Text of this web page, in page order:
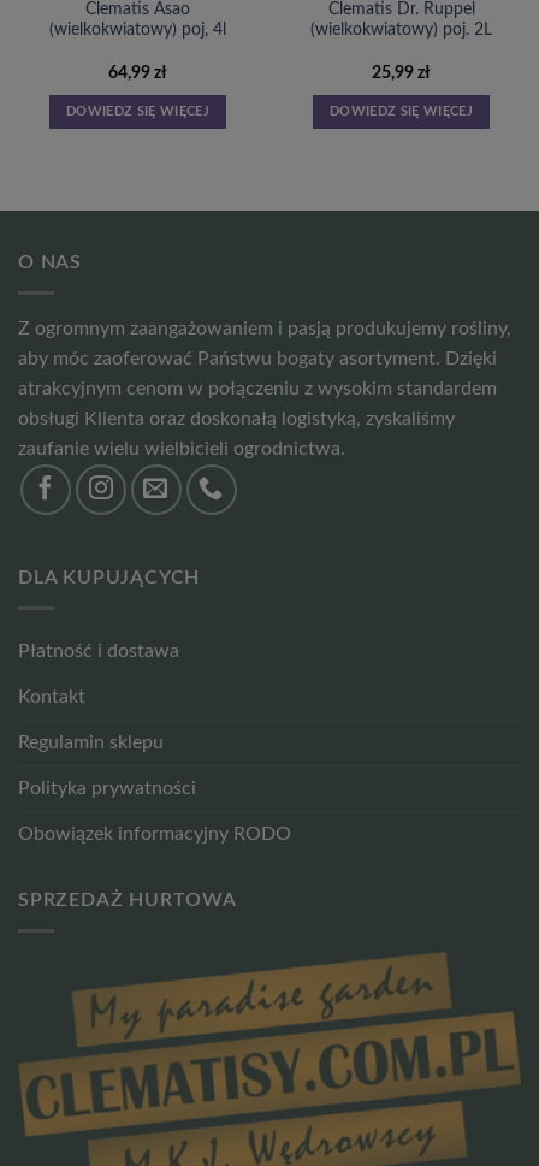
Clematis Asao
(wielkokwiatowy) poj, 4l
64,99 zł
DOWIEDZ SIĘ WIĘCEJ
Clematis Dr. Ruppel
(wielkokwiatowy) poj. 2L
25,99 zł
DOWIEDZ SIĘ WIĘCEJ
O NAS
Z ogromnym zaangażowaniem i pasją produkujemy rośliny,
aby móc zaoferować Państwu bogaty asortyment. Dzięki
atrakcyjnym cenom w połączeniu z wysokim standardem
obsługi Klienta oraz doskonałą logistyką, zyskaliśmy
zaufanie wielu wielbicieli ogrodnictwa.
DLA KUPUJĄCYCH
Płatność i dostawa
Kontakt
Regulamin sklepu
Polityka prywatności
Obowiązek informacyjny RODO
SPRZEDAŻ HURTOWA